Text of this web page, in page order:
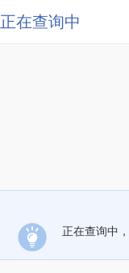
正在查询中
正在查询中